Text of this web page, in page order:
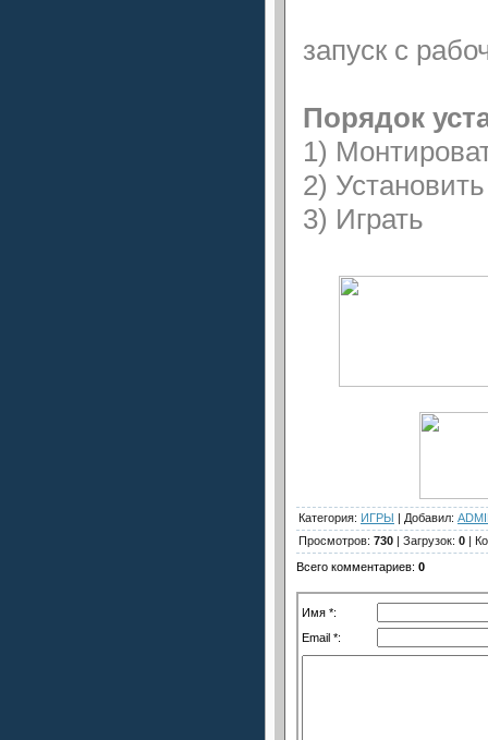
запуск с
Порядок
1)
2)
3) Играть
Категория: ИГРЫ | Добавил:
Просмотров: 730 | Загрузок: 0 |
Всего комментариев: 0
Имя *:
Email *: